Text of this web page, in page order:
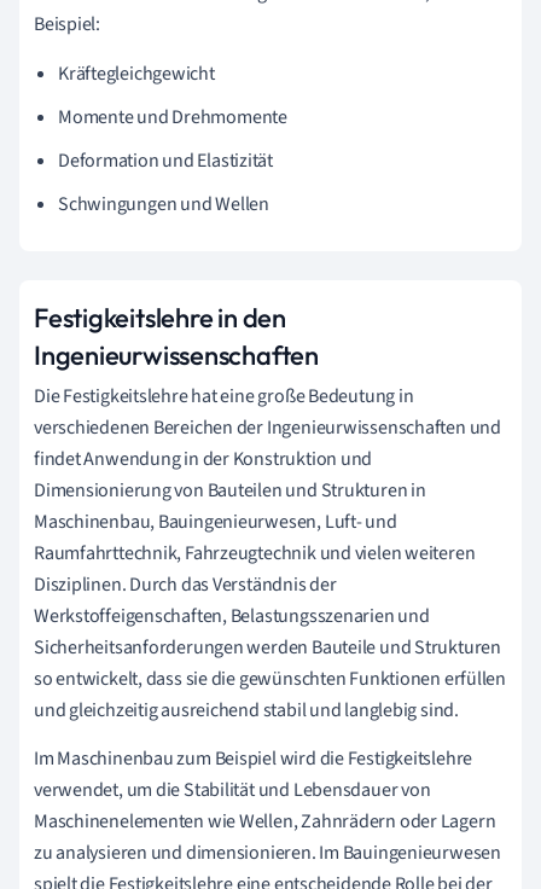
Beispiel:
Kräftegleichgewicht
Momente und Drehmomente
Deformation und Elastizität
Schwingungen und Wellen
Festigkeitslehre in den
Ingenieurwissenschaften
Die Festigkeitslehre hat eine große Bedeutung in
verschiedenen Bereichen der Ingenieurwissenschaften und
findet Anwendung in der Konstruktion und
Dimensionierung von Bauteilen und Strukturen in
Maschinenbau, Bauingenieurwesen, Luft- und
Raumfahrttechnik, Fahrzeugtechnik und vielen weiteren
Disziplinen. Durch das Verständnis der
Werkstoffeigenschaften, Belastungsszenarien und
Sicherheitsanforderungen werden Bauteile und Strukturen
so entwickelt, dass sie die gewünschten Funktionen erfüllen
und gleichzeitig ausreichend stabil und langlebig sind.
Im Maschinenbau zum Beispiel wird die Festigkeitslehre
verwendet, um die Stabilität und Lebensdauer von
Maschinenelementen wie Wellen, Zahnrädern oder Lagern
zu analysieren und dimensionieren. Im Bauingenieurwesen
spielt die Festigkeitslehre eine entscheidende Rolle bei der